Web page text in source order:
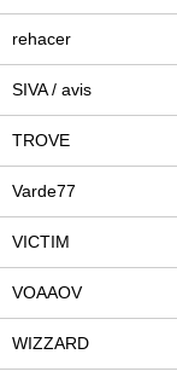
rehacer
SIVA / avis
TROVE
Varde77
VICTIM
VOAAOV
WIZZARD